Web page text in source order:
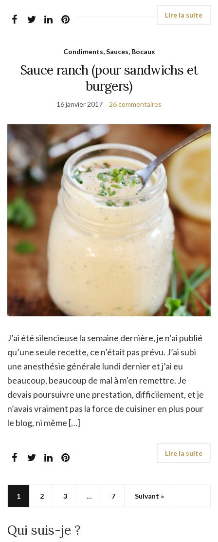
Condiments, Sauces, Bocaux
Sauce ranch (pour sandwichs et
burgers)
16 janvier 2017 26 commentaires
J’ai été silencieuse la semaine dernière, je n’ai publié
qu’une seule recette, ce n’était pas prévu. J’ai subi
une anesthésie générale lundi dernier et j’ai eu
beaucoup, beaucoup de mal à m’en remettre. Je
devais poursuivre une prestation, difficilement, et je
n’avais vraiment pas la force de cuisiner en plus pour
le blog, ni même […]
1 2 3 … 7 Suivant »
Qui suis-je ?